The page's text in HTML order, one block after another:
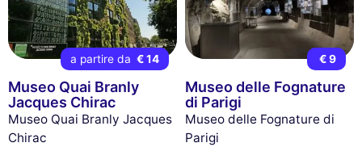
a partire da € 14
Museo Quai Branly
Jacques Chirac
Museo Quai Branly Jacques
Chirac
€ 9
Museo delle Fognature
di Parigi
Museo delle Fognature di
Parigi